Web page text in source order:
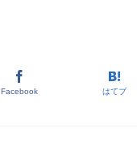
Facebook はてブ